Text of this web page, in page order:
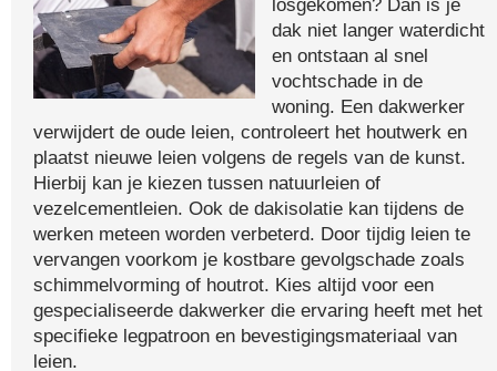
losgekomen? Dan is je
dak niet langer waterdicht
en ontstaan al snel
vochtschade in de
woning. Een dakwerker
verwijdert de oude leien, controleert het houtwerk en
plaatst nieuwe leien volgens de regels van de kunst.
Hierbij kan je kiezen tussen natuurleien of
vezelcementleien. Ook de dakisolatie kan tijdens de
werken meteen worden verbeterd. Door tijdig leien te
vervangen voorkom je kostbare gevolgschade zoals
schimmelvorming of houtrot. Kies altijd voor een
gespecialiseerde dakwerker die ervaring heeft met het
specifieke legpatroon en bevestigingsmateriaal van
leien.